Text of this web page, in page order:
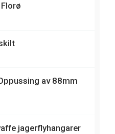
av 88mm
jagerflyhangarer